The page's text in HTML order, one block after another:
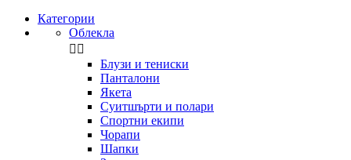
Категории
Облекла
 
Блузи и тениски
Панталони
Якета
Суитшърти и полари
Спортни екипи
Чорапи
Шапки